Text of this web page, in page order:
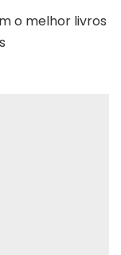
o melhor livros